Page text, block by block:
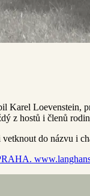
Karel Loevenstein,
z hostů i členů
do názvu i